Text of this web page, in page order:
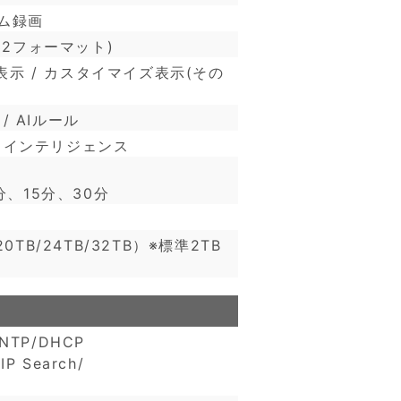
録画
フォーマット)
/ カスタイマイズ表示(その
AIルール
ンテリジェンス
15分、30分
24TB/32TB）※標準2TB
DHCP
Search/